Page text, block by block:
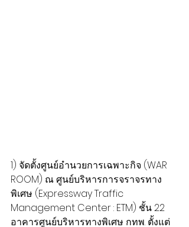
​1) จัดตั้งศูนย์อำนวยการเฉพาะกิจ (WAR
ROOM) ณ ศูนย์บริหารการจราจรทาง
พิเศษ (Expressway Traffic
Management Center : ETM) ชั้น 22
อาคารศูนย์บริหารทางพิเศษ กทพ. ตั้งแต่